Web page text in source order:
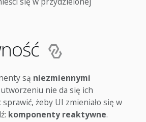
są niezmiennymi
nie da się ich
sprawić, żeby UI zmieniało się w
komponenty reaktywne.